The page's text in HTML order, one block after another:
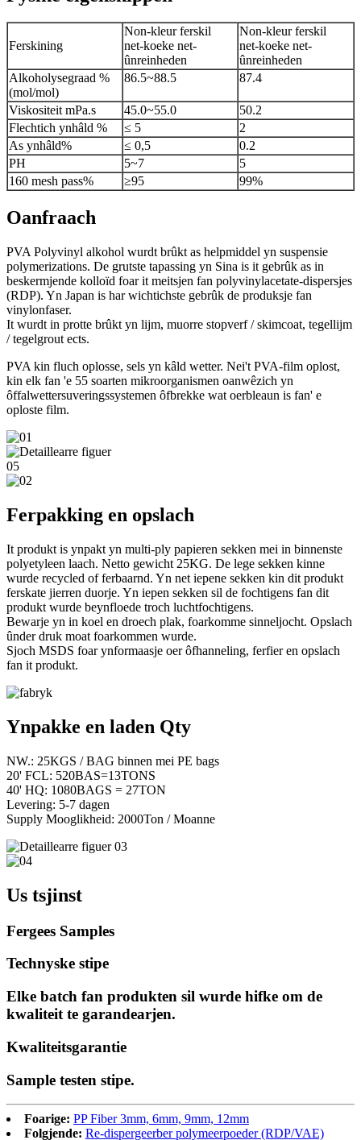
Ferskining
Non-kleur ferskil
net-koeke net-
ûnreinheden
Non-kleur ferskil
net-koeke net-
ûnreinheden
Alkoholysegraad %
(mol/mol)
86.5~88.5 87.4
Viskositeit mPa.s 45.0~55.0
50.2
Flechtich ynhâld %
≤ 5
2
As ynhâld%
≤ 0,5
0.2
PH
5~7
5
160 mesh pass%
≥95 99%
Oanfraach
PVA Polyvinyl alkohol wurdt brûkt as helpmiddel yn suspensie
polymerizations. De grutste tapassing yn Sina is it gebrûk as in
beskermjende kolloïd foar it meitsjen fan polyvinylacetate-dispersjes
(RDP). Yn Japan is har wichtichste gebrûk de produksje fan
vinylonfaser.
It wurdt in protte brûkt yn lijm, muorre stopverf / skimcoat, tegellijm
/ tegelgrout ects.
PVA kin fluch oplosse, sels yn kâld wetter. Nei't PVA-film oplost,
kin elk fan 'e 55 soarten mikroorganismen oanwêzich yn
ôffalwettersuveringssystemen ôfbrekke wat oerbleaun is fan' e
oploste film.
Ferpakking en opslach
It produkt is ynpakt yn multi-ply papieren sekken mei in binnenste
polyetyleen laach. Netto gewicht 25KG. De lege sekken kinne
wurde recycled of ferbaarnd. Yn net iepene sekken kin dit produkt
ferskate jierren duorje. Yn iepen sekken sil de fochtigens fan dit
produkt wurde beynfloede troch luchtfochtigens.
Bewarje yn in koel en droech plak, foarkomme sinneljocht. Opslach
ûnder druk moat foarkommen wurde.
Sjoch MSDS foar ynformaasje oer ôfhanneling, ferfier en opslach
fan it produkt.
Ynpakke en laden Qty
NW.: 25KGS / BAG binnen mei PE bags
20' FCL: 520BAS=13TONS
40' HQ: 1080BAGS = 27TON
Levering: 5-7 dagen
Supply Mooglikheid: 2000Ton / Moanne
Us tsjinst
Fergees Samples
Technyske stipe
Elke batch fan produkten sil wurde hifke om de
kwaliteit te garandearjen.
Kwaliteitsgarantie
Sample testen stipe.
Foarige: PP Fiber 3mm, 6mm, 9mm, 12mm
Folgjende: Re-dispergeerber polymeerpoeder (RDP/VAE)